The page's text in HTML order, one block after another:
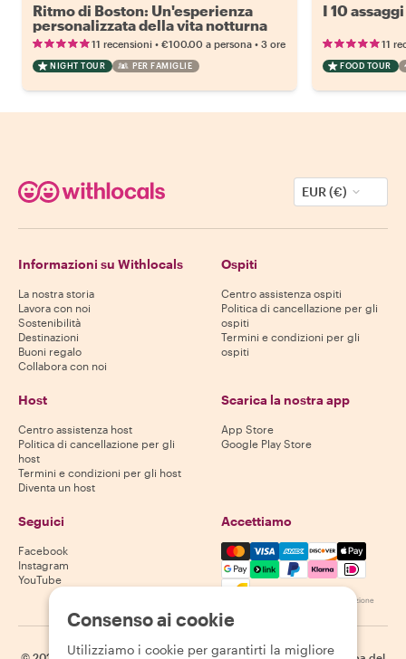
Ritmo di Boston: Un'esperienza
personalizzata della vita notturna
11 recensioni • €100.00 a persona • 3 ore
NIGHT TOUR PER FAMIGLIE
I 10
11
FOOD TOUR
EUR (€)
Informazioni su Withlocals
La nostra storia
Lavora con noi
Sostenibilità
Destinazioni
Buoni regalo
Collabora con noi
Ospiti
Centro assistenza ospiti
Politica di cancellazione per gli
ospiti
Termini e condizioni per gli
ospiti
Host
Centro assistenza host
Politica di cancellazione per gli
host
Termini e condizioni per gli host
Diventa un host
Scarica la nostra app
App Store
Google Play Store
Seguici
Facebook
Instagram
YouTube
Accettiamo
Mastercard, Visa, Amex,
La disponibilità varia in base alla destinazione
Consenso ai cookie
Utilizziamo i cookie per garantirti la migliore